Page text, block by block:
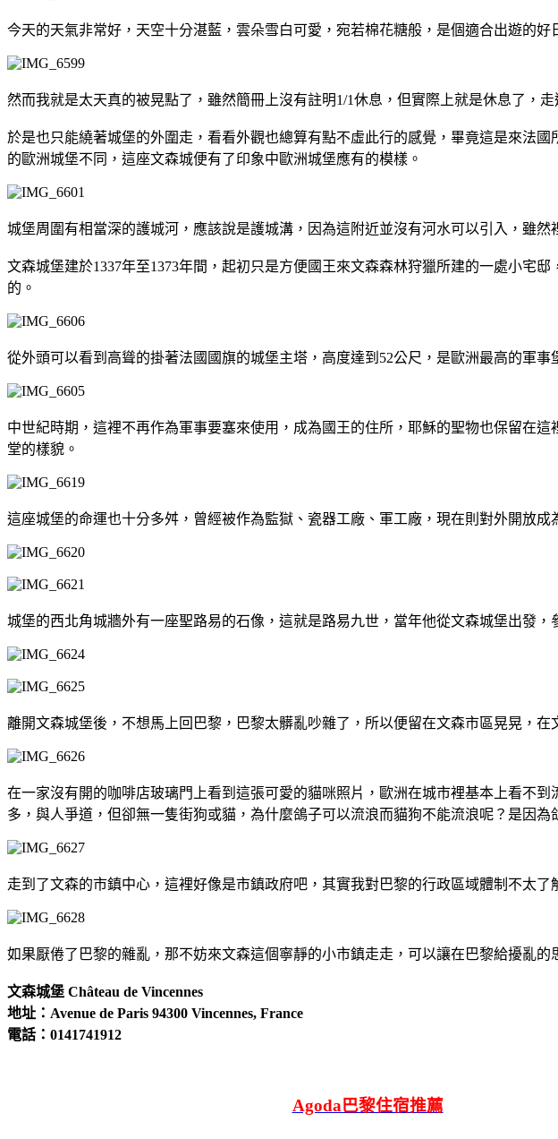
今天的天氣非常好，天空十分湛藍，雲朵雪白可愛，宛若棉花糖般，是個適合出遊的
然而我就是太天真的被晃點了，雖然簡冊上沒有註明1/1休息，但實際上就是休息了，
於是也只能繞著城堡的外圍走，看看外觀也總算有點不虛此行的感覺，畢竟這是來法
的歐洲城堡不同，這座文森城便有了印象中歐洲城堡應有的模樣。
城堡周圍有相當深的護城河，應該說是護城溝，因為這附近並沒有河水可以引入，雖然
文森城堡建於1337年至1373年間，起初只是方便國王來文森森林狩獵所建的一處小宅
的。
從外頭可以看到高聳的掛著法國國旗的城堡主塔，高度達到52公尺，是歐洲最高的軍事
中世紀時期，這裡不再作為軍事要塞來使用，成為國王的住所，耶穌的聖物也保留在
堂的樣貌。
這座城堡的命運也十分多舛，曾經被作為監獄、瓷器工廠、軍工廠，現在則對外開放成
城堡的西北角城牆外有一座聖路易的石像，這就是路易九世，當年他從文森城堡出發
離開文森城堡後，不想馬上回巴黎，巴黎太髒亂吵雜了，所以便留在文森市區晃晃，
在一家沒有開的咖啡店玻璃門上看到這張可愛的貓咪照片，歐洲在城市裡基本上看不
多，與人爭道，但卻無一隻街狗或貓，為什麼鴿子可以流浪而貓狗不能流浪呢？是因
走到了文森的市鎮中心，這裡好像是市鎮政府吧，其實我對巴黎的行政區域體制不太了
如果厭倦了巴黎的雜亂，那不妨來文森這個寧靜的小市鎮走走，可以讓在巴黎給擾亂的
文森城堡 Château de Vincennes
地址：Avenue de Paris 94300 Vincennes, France
電話：0141741912
Agoda巴黎住宿推薦